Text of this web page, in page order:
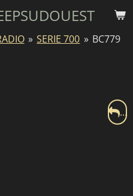
» SERIE 700 » BC779
...